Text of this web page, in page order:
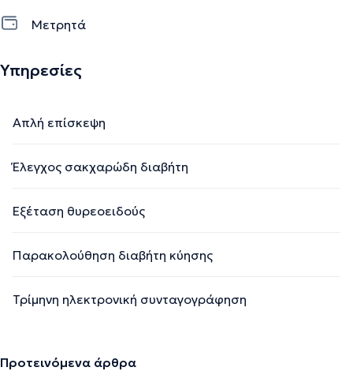
Μετρητά
Υπηρεσίες
Απλή επίσκεψη
Έλεγχος σακχαρώδη διαβήτη
Εξέταση θυρεοειδούς
Παρακολούθηση διαβήτη κύησης
Τρίμηνη ηλεκτρονική συνταγογράφηση
Προτεινόμενα άρθρα